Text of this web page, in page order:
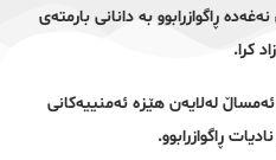
ڕاگوازرابوو بە دانانی بارمتەی
سەرماوەزی ئەمساڵ لەلایەن هێزە ئەمنییەکانی
ڕاگوازرابوو.